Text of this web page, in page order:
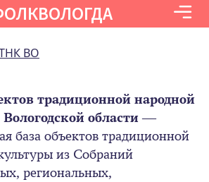
ВО
традиционной народной
области—
база объектов традиционной
из Собраний
региональных,